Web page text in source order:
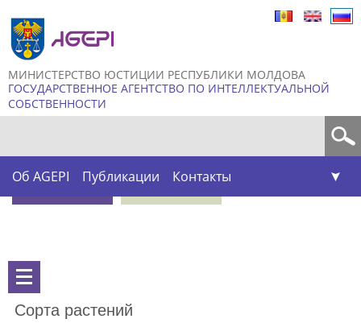
МИНИСТЕРСТВО ЮСТИЦИИ РЕСПУБЛИКИ МОЛДОВА
ГОСУДАРСТВЕННОЕ АГЕНТСТВО ПО ИНТЕЛЛЕКТУАЛЬНОЙ
СОБСТВЕННОСТИ
Об AGEPI Публикации Контакты
Сорта растений